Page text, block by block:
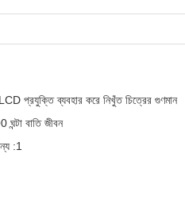
প্রযুক্তি ব্যবহার করে নিখুঁত চিত্রের গুণমান
বাতি জীবন
:1